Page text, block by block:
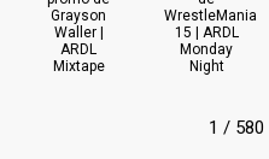
Grayson
Waller |
ARDL
Mixtape
WrestleMania
15 | ARDL
Monday
Night
1 / 580